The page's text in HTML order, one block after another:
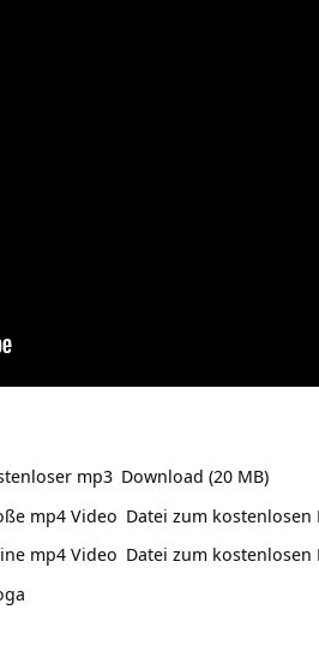
mp3 Download (20 MB)
mp4 Video Datei zum kostenlosen
mp4 Video Datei zum kostenlosen